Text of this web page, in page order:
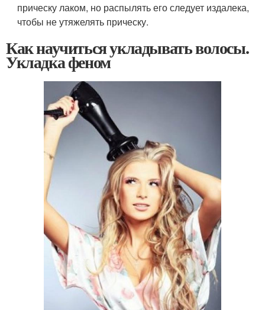
прическу лаком, но распылять его следует издалека,
чтобы не утяжелять прическу.
Как научиться укладывать волосы.
Укладка феном